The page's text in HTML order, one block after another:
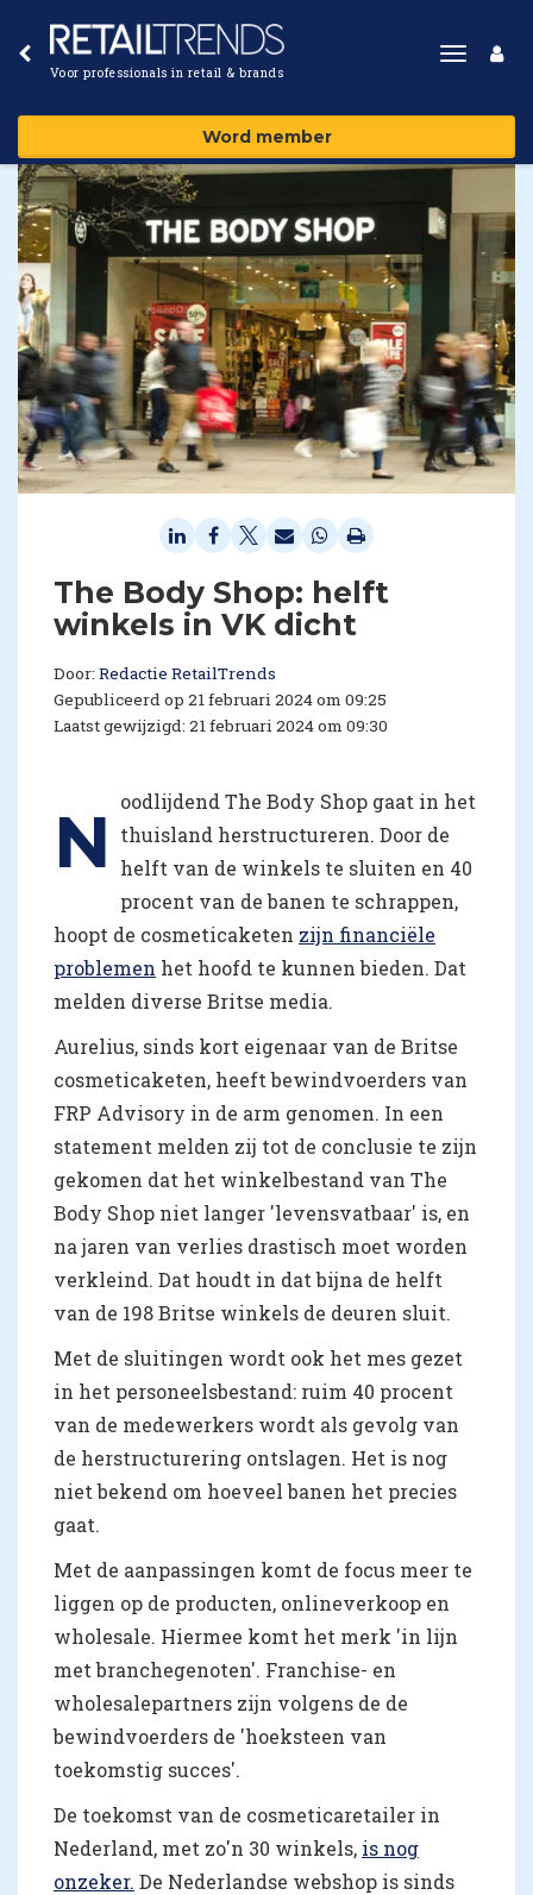
Voor professionals in retail & brands
Toggle
Word member
The Body Shop: helft
winkels in VK dicht
Door: Redactie RetailTrends
Gepubliceerd op 21 februari 2024 om 09:25
Laatst gewijzigd: 21 februari 2024 om 09:30
N
oodlijdend The Body Shop gaat in het
thuisland herstructureren. Door de
helft van de winkels te sluiten en 40
procent van de banen te schrappen,
hoopt de cosmeticaketen zijn financiële
problemen het hoofd te kunnen bieden. Dat
melden diverse Britse media.
Aurelius, sinds kort eigenaar van de Britse
cosmeticaketen, heeft bewindvoerders van
FRP Advisory in de arm genomen. In een
statement melden zij tot de conclusie te zijn
gekomen dat het winkelbestand van The
Body Shop niet langer 'levensvatbaar' is, en
na jaren van verlies drastisch moet worden
verkleind. Dat houdt in dat bijna de helft
van de 198 Britse winkels de deuren sluit.
Met de sluitingen wordt ook het mes gezet
in het personeelsbestand: ruim 40 procent
van de medewerkers wordt als gevolg van
de herstructurering ontslagen. Het is nog
niet bekend om hoeveel banen het precies
gaat.
Met de aanpassingen komt de focus meer te
liggen op de producten, onlineverkoop en
wholesale. Hiermee komt het merk 'in lijn
met branchegenoten'. Franchise- en
wholesalepartners zijn volgens de de
bewindvoerders de 'hoeksteen van
toekomstig succes'.
De toekomst van de cosmeticaretailer in
Nederland, met zo'n 30 winkels, is nog
onzeker. De Nederlandse webshop is sinds